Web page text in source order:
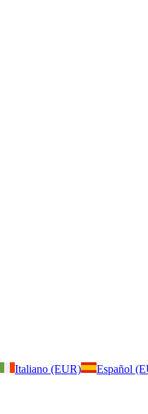
Italiano (EUR) Español